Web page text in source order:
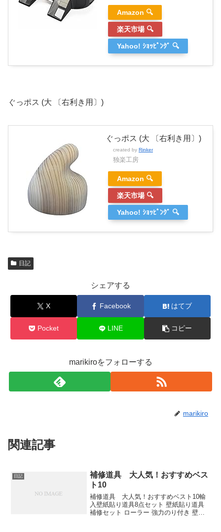
Amazon 🔍
楽天市場 🔍
Yahoo! ｼｮｯﾋﾟﾝｸﾞ 🔍
ぐっポス (大 〔右利き用〕)
ぐっポス (大 〔右利き用〕)
created by Rinker
独楽工房
Amazon 🔍
楽天市場 🔍
Yahoo! ｼｮｯﾋﾟﾝｸﾞ 🔍
日記
シェアする
X Facebook はてブ
Pocket LINE コピー
marikiroをフォローする
marikiro
関連記事
日記
補修道具 大人気！おすすめベス
ト10
補修道具 大人気！おすすめベスト10輸
入壁紙貼り道具8点セット 壁紙貼り道具
補修セット ローラー 強力のり付き 壁紙